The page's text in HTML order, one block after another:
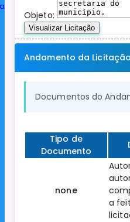
Objeto:
Visualizar Licitação
Andamento da Licitação
Documentos do
Tipo de
Documento
none
a